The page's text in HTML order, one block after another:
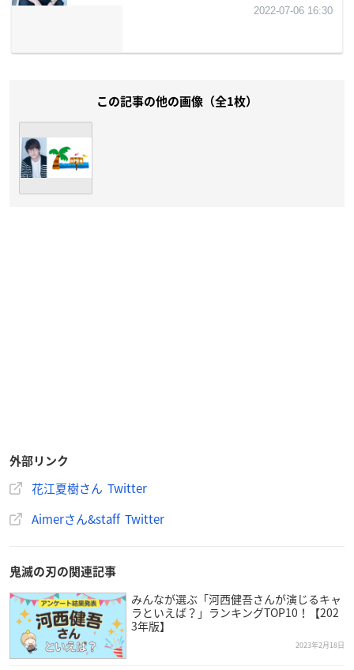
この記事の他の画像（全1枚）
外部リンク
花江夏樹さん Twitter
Aimerさん&staff Twitter
鬼滅の刃の関連記事
みんなが選ぶ「河西健吾さんが演じるキャ
ラといえば？」ランキングTOP10！【202
3年版】
2023年2月18日